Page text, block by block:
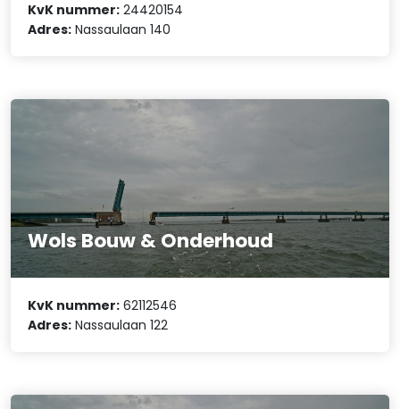
KvK nummer: 24420154
Adres: Nassaulaan 140
Wols Bouw & Onderhoud
KvK nummer: 62112546
Adres: Nassaulaan 122